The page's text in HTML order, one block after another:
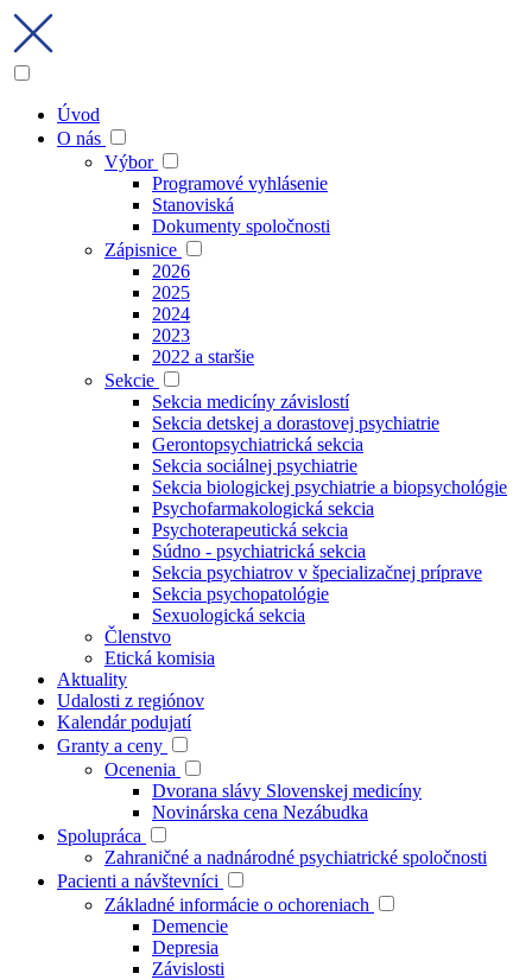
Úvod
O nás
Výbor
Programové vyhlásenie
Stanoviská
Dokumenty spoločnosti
Zápisnice
2026
2025
2024
2023
2022 a staršie
Sekcie
Sekcia medicíny závislostí
Sekcia detskej a dorastovej psychiatrie
Gerontopsychiatrická sekcia
Sekcia sociálnej psychiatrie
Sekcia biologickej psychiatrie a biopsychológie
Psychofarmakologická sekcia
Psychoterapeutická sekcia
Súdno - psychiatrická sekcia
Sekcia psychiatrov v špecializačnej príprave
Sekcia psychopatológie
Sexuologická sekcia
Členstvo
Etická komisia
Aktuality
Udalosti z regiónov
Kalendár podujatí
Granty a ceny
Ocenenia
Dvorana slávy Slovenskej medicíny
Novinárska cena Nezábudka
Spolupráca
Zahraničné a nadnárodné psychiatrické spoločnosti
Pacienti a návštevníci
Základné informácie o ochoreniach
Demencie
Depresia
Závislosti